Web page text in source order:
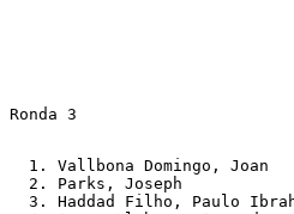
Ronda 3